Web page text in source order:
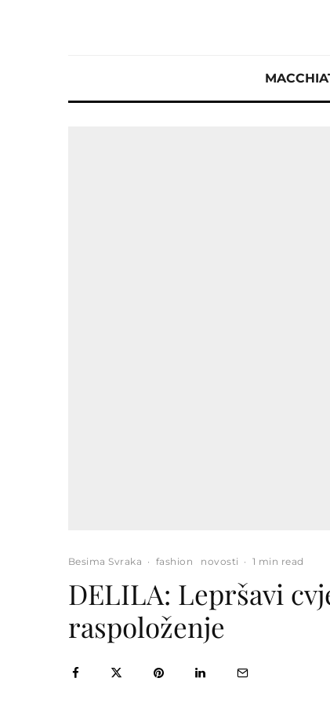
Besima Svraka · fashion novosti · 1 min read
DELILA: Lepršavi
raspoloženje